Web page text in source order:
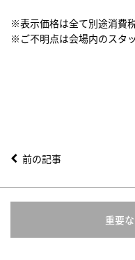
※表示価格は全て別途消費
※ご不明点は会場内のスタ
前の記事
重要